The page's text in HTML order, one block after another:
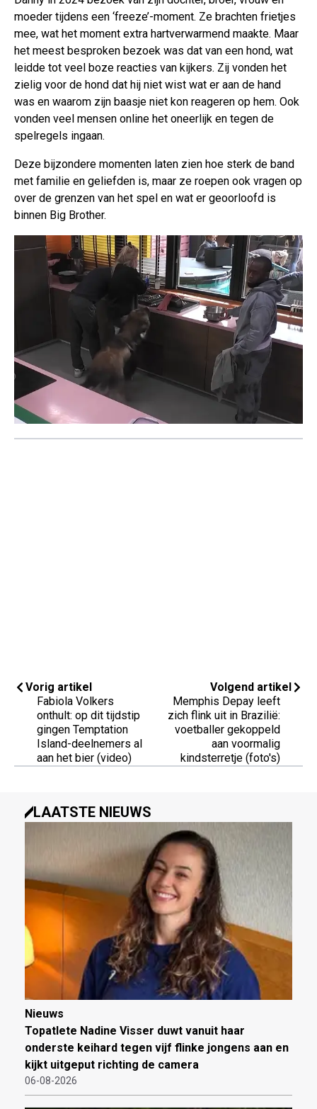
moeder tijdens een ‘freeze’-moment. Ze brachten frietjes
mee, wat het moment extra hartverwarmend maakte. Maar
het meest besproken bezoek was dat van een hond, wat
leidde tot veel boze reacties van kijkers. Zij vonden het
zielig voor de hond dat hij niet wist wat er aan de hand
was en waarom zijn baasje niet kon reageren op hem. Ook
vonden veel mensen online het oneerlijk en tegen de
spelregels ingaan.
Deze bijzondere momenten laten zien hoe sterk de band
met familie en geliefden is, maar ze roepen ook vragen op
over de grenzen van het spel en wat er geoorloofd is
binnen Big Brother.
Vorig artikel
Fabiola Volkers
onthult: op dit tijdstip
gingen Temptation
Island-deelnemers al
aan het bier (video)
Volgend artikel
Memphis Depay leeft
zich flink uit in Brazilië:
voetballer gekoppeld
aan voormalig
kindsterretje (foto's)
LAATSTE NIEUWS
Nieuws
Topatlete Nadine Visser duwt vanuit haar
onderste keihard tegen vijf flinke jongens aan en
kijkt uitgeput richting de camera
06-08-2026